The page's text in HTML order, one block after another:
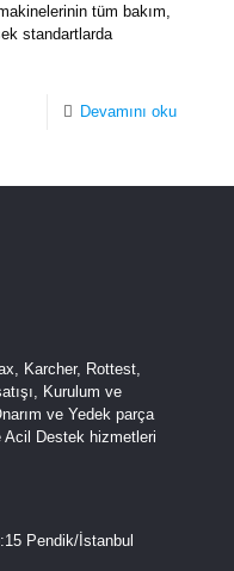
tüm bakım,
standartlarda
Devamını oku
Karcher, Rottest,
Kurulum ve
ve Yedek parça
Destek hizmetleri
Pendik/İstanbul